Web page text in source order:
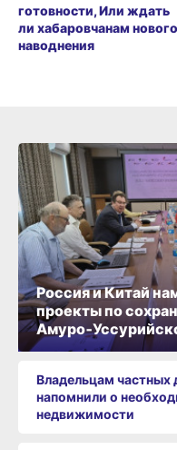
готовности, Или ждать
ли хабаровчанам нового
наводнения
Россия и Китай
проекты по
Владельцам частных
напомнили о
недвижимости